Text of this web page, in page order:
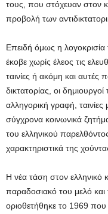
τους, που στόχευαν στον
προβολή των
Επειδή όμως η
έκοβε χωρίς έλεος τις
ταινίες ή ακόμη και αυτές
δικτατορίας, οι
αλληγορική γραφή, ταινίες
σύγχρονα κοινωνικά
του ελληνικού
χαρακτηριστικά της
Η νέα τάση στον ελληνικό
παραδοσιακό του μελό και
οριοθετήθηκε το 1969 που